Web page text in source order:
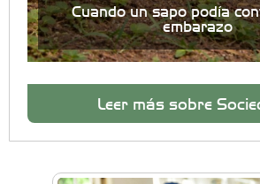
Cuando un sapo podía
embarazo
Leer más sobre